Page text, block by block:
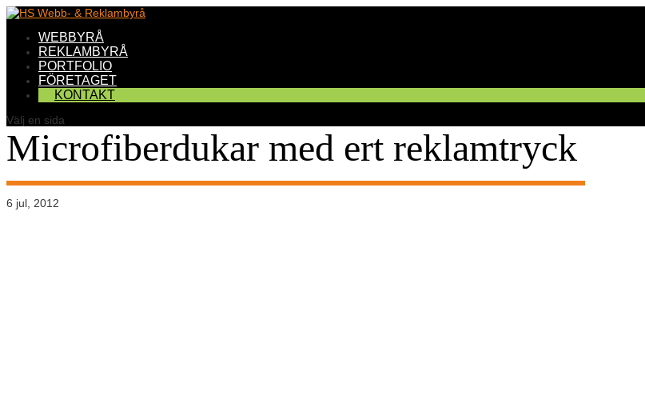
WEBBYRÅ
REKLAMBYRÅ
PORTFOLIO
FÖRETAGET
KONTAKT
Välj en sida
Microfiberdukar med ert reklamtryck
6 jul, 2012